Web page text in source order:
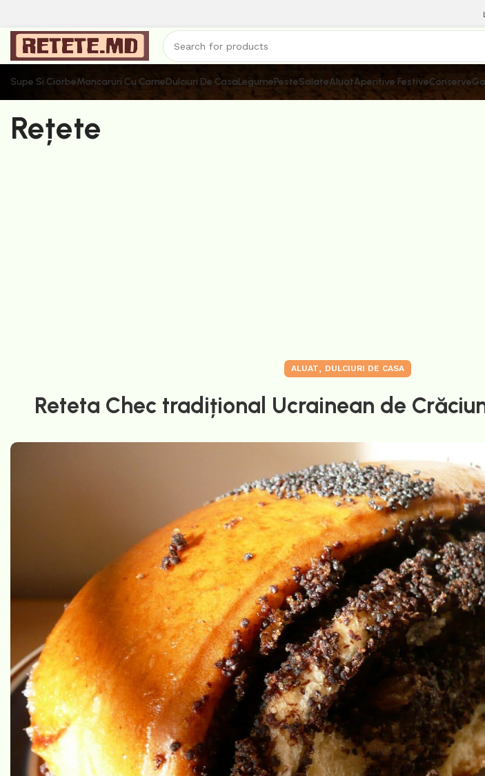
Supe Si CiorbeMancaruri Cu CarneDulciuri De CasaLegumePesteSalateAluatAperitive FestiveConserve
Rețete
ALUAT, DULCIURI DE CASA
Reteta Chec tradițional Ucrainean de